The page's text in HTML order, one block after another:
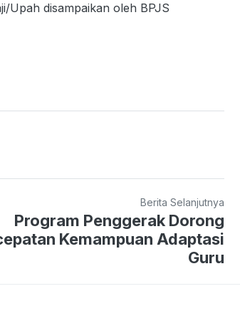
Upah disampaikan oleh BPJS
Berita Selanjutnya
Program Penggerak Dorong
Kemampuan Adaptasi
Guru